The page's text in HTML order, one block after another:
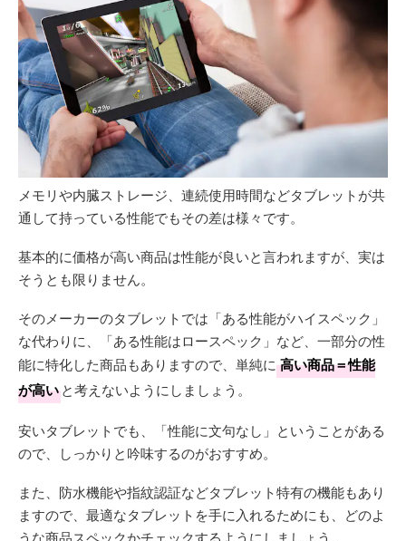
メモリや内臓ストレージ、連続使用時間などタブレットが共
通して持っている性能でもその差は様々です。
基本的に価格が高い商品は性能が良いと言われますが、実は
そうとも限りません。
そのメーカーのタブレットでは「ある性能がハイスペック」
な代わりに、「ある性能はロースペック」など、一部分の性
能に特化した商品もありますので、単純に 高い商品＝性能
が高いと考えないようにしましょう。
安いタブレットでも、「性能に文句なし」ということがある
ので、しっかりと吟味するのがおすすめ。
また、防水機能や指紋認証などタブレット特有の機能もあり
ますので、最適なタブレットを手に入れるためにも、どのよ
うな商品スペックかチェックするようにしましょう。